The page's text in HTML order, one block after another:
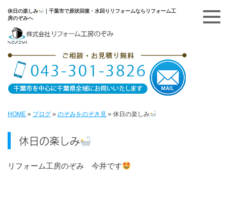
休日の楽しみ
｜千葉市で原状回復・水回りリフォームならリフォーム工
房のぞみへ
HOME » ブログ » のぞみをのぞき見 » 休日の楽しみ
休日の楽しみ
リフォーム工房のぞみ 今井です